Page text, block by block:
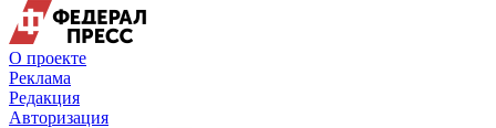
О проекте
Реклама
Редакция
Авторизация